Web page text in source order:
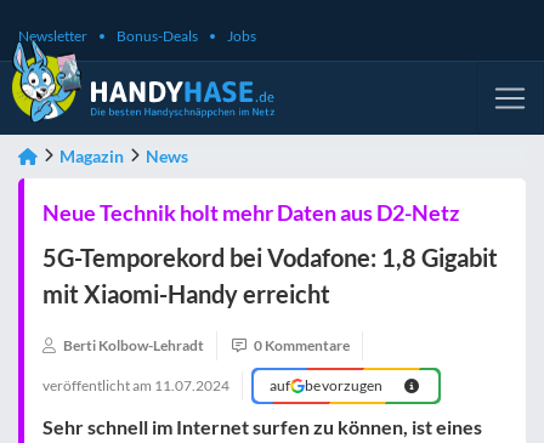
Newsletter Bonus-Deals Jobs
Magazin News
Neue Technik holt mehr Daten aus D2-Netz
5G-Temporekord bei Vodafone: 1,8 Gigabit
mit Xiaomi-Handy erreicht
Berti Kolbow-Lehradt 0 Kommentare
veröffentlicht am 11.07.2024 auf bevorzugen
Sehr schnell im Internet surfen zu können, ist eines